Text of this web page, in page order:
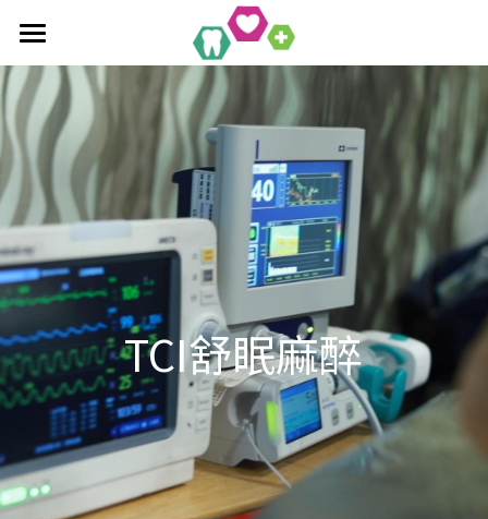
首頁
全口重建療程
單科/多顆植牙療程
All-On-4/6一日全口重建
覆蓋性義齒
數位導引植牙
吸附式活動假牙
作品集
吸附式假牙作品集
植牙相關作品集
醫療新知
聯絡均潔
TCI舒眠麻醉
部落格分類
最新消息
植牙相關知識